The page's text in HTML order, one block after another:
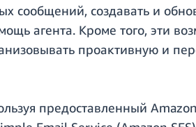
сообщений, создавать и
агента. Кроме того, эти
проактивную и
предоставленный